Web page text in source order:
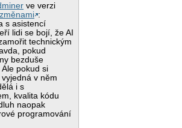
ve verzi
:
s asistencí
lidi se bojí, že AI
technickým
pokud
bezduše
pokud si
v něm
i s
kvalita kódu
naopak
programování